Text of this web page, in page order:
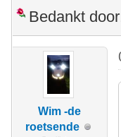
Bedankt
Wim -de
roetsende